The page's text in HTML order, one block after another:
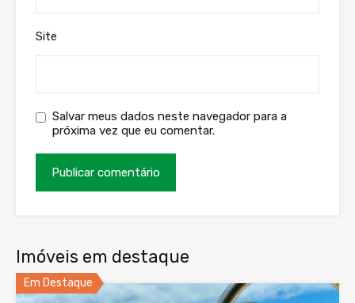
Site
Salvar meus dados neste navegador para a
próxima vez que eu comentar.
Imóveis em destaque
Em Destaque